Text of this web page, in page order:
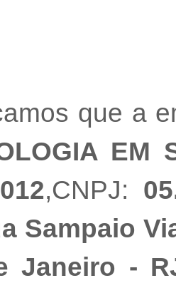
que a
EM
,CNPJ:
Sampaio
Janeiro -